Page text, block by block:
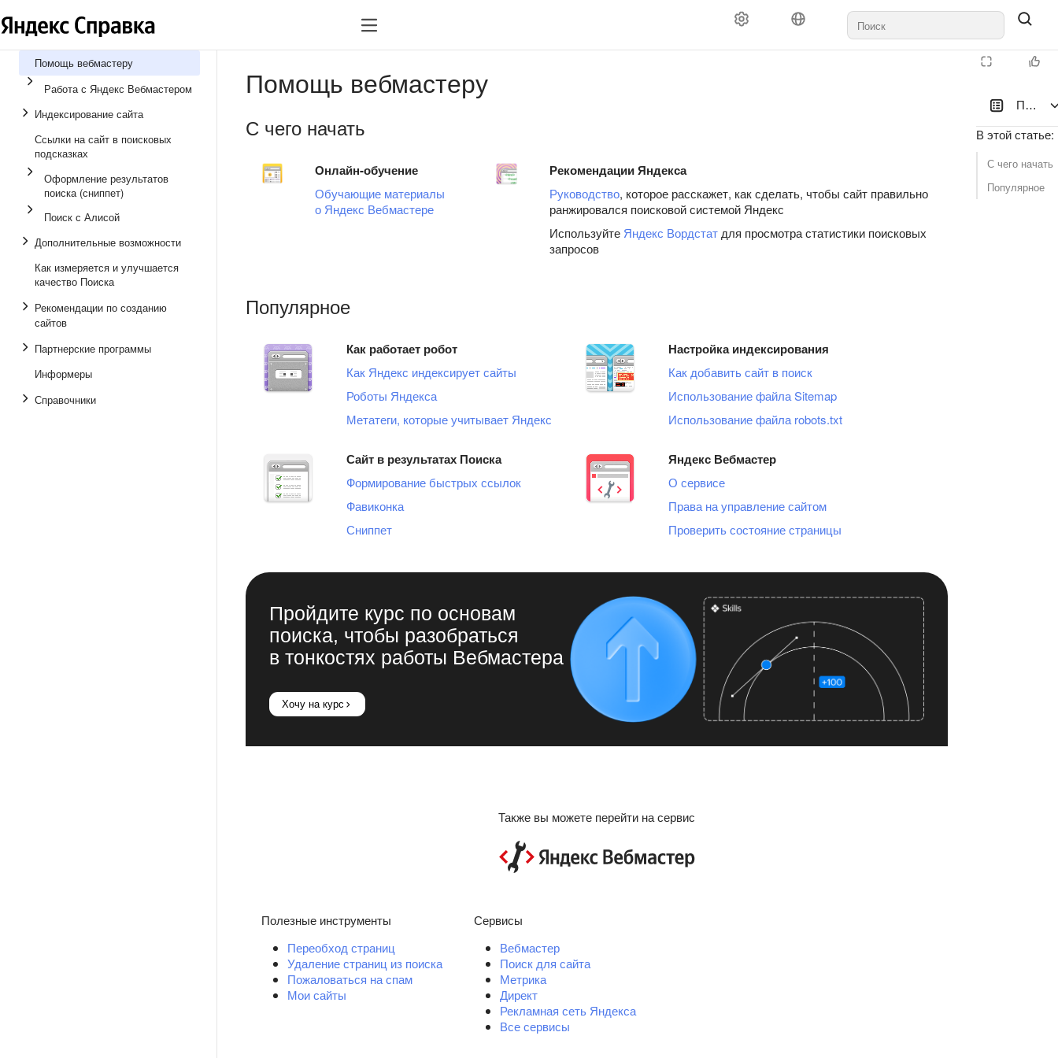
Помощь вебмастеру
Работа с Яндекс Вебмастером
Индексирование сайта
Ссылки на сайт в поисковых
подсказках
Оформление результатов
поиска (сниппет)
Поиск с Алисой
Дополнительные возможности
Как измеряется и улучшается
качество Поиска
Рекомендации по созданию
сайтов
Партнерские программы
Информеры
Справочники
В этой статье:
С чего начать
Популярное
Помощь вебмастеру
С чего начать
Онлайн-обучение
Обучающие материалы
о Яндекс Вебмастере
Рекомендации Яндекса
Руководство, которое расскажет, как сделать, чтобы сайт правильно
ранжировался поисковой системой Яндекс
Используйте Яндекс Вордстат для просмотра статистики поисковых
запросов
Популярное
Как работает робот
Как Яндекс индексирует сайты
Роботы Яндекса
Метатеги, которые учитывает Яндекс
Настройка индексирования
Как добавить сайт в поиск
Использование файла Sitemap
Использование файла robots.txt
Сайт в результатах Поиска
Формирование быстрых ссылок
Фавиконка
Сниппет
Яндекс Вебмастер
О сервисе
Права на управление сайтом
Проверить состояние страницы
Пройдите курс по основам
поиска, чтобы разобраться
в тонкостях работы Вебмастера
Хочу на курс
Также вы можете перейти на сервис
Полезные инструменты
Переобход страниц
Удаление страниц из поиска
Пожаловаться на спам
Мои сайты
Сервисы
Вебмастер
Поиск для сайта
Метрика
Директ
Рекламная сеть Яндекса
Все сервисы